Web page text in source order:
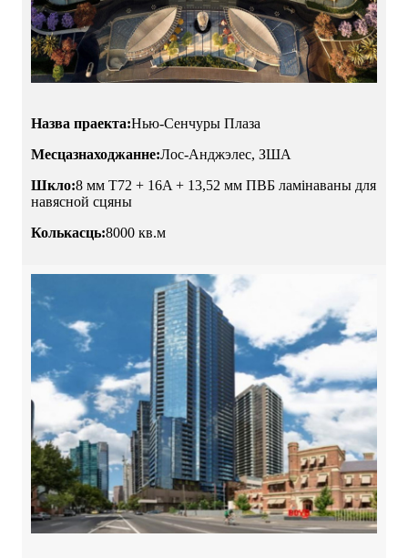
Назва праекта:Нью-Сенчуры Плаза
Месцазнаходжанне:Лос-Анджэлес, ЗША
Шкло:8 мм T72 + 16A + 13,52 мм ПВБ ламінаваны для
навясной сцяны
Колькасць:8000 кв.м